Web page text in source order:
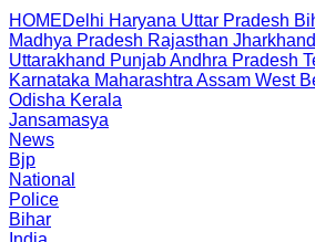
HOMEDelhi Haryana Uttar Pradesh
Madhya Pradesh Rajasthan Jharkhand
Uttarakhand PunjabAndhra Pradesh
Karnataka Maharashtra Assam West
Odisha Kerala
Jansamasya
News
Bjp
National
Police
Bihar